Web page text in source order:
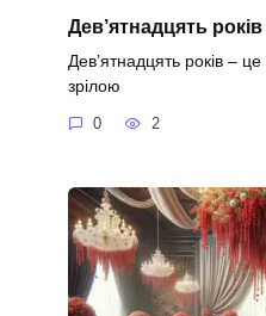
Дев’ятнадцять
Дев’ятнадцять років –
зрілою
0 2